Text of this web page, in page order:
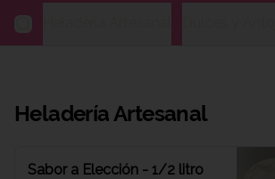
Heladería Artesanal
Sabor a Elección - 1/2 litro